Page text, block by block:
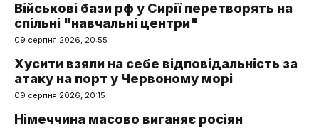
Військові бази рф у Сирії перетворять на
спільні "навчальні центри"
09 серпня 2026, 20:55
Хусити взяли на себе відповідальність за
атаку на порт у Червоному морі
09 серпня 2026, 20:15
Німеччина масово виганяє росіян